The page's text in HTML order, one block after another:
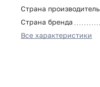
Страна производитель
Страна бренда
Все характеристики